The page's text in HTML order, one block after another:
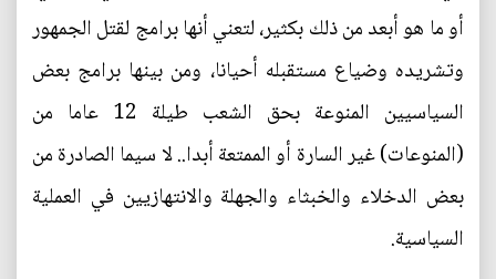
أو ما هو أبعد من ذلك بكثير، لتعني أنها برامج لقتل الجمهور
وتشريده وضياع مستقبله أحيانا، ومن بينها برامج بعض
السياسيين المنوعة بحق الشعب طيلة 12 عاما من
(المنوعات) غير السارة أو الممتعة أبدا.. لا سيما الصادرة من
بعض الدخلاء والخبثاء والجهلة والانتهازيين في العملية
السياسية.